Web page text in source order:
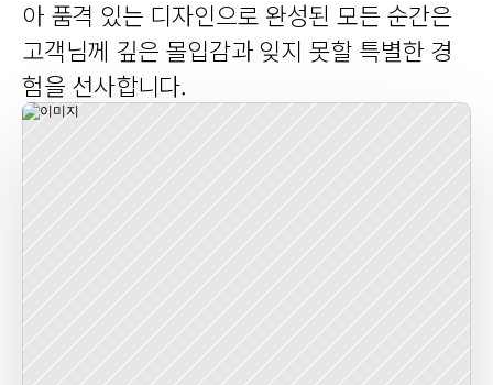
아 품격 있는 디자인으로 완성된 모든 순간은
고객님께 깊은 몰입감과 잊지 못할 특별한 경
험을 선사합니다.